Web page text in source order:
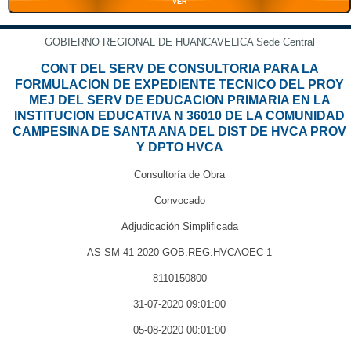
VER
GOBIERNO REGIONAL DE HUANCAVELICA Sede Central
CONT DEL SERV DE CONSULTORIA PARA LA
FORMULACION DE EXPEDIENTE TECNICO DEL PROY
MEJ DEL SERV DE EDUCACION PRIMARIA EN LA
INSTITUCION EDUCATIVA N 36010 DE LA COMUNIDAD
CAMPESINA DE SANTA ANA DEL DIST DE HVCA PROV
Y DPTO HVCA
Consultoría de Obra
Convocado
Adjudicación Simplificada
AS-SM-41-2020-GOB.REG.HVCAOEC-1
8110150800
31-07-2020 09:01:00
05-08-2020 00:01:00